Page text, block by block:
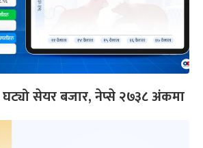
घट्यो सेयर बजार, नेप्से २७३८ अंकमा